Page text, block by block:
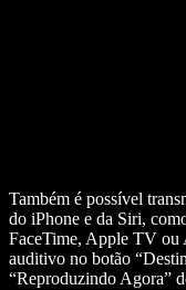
Também é possível
do iPhone e da Siri,
FaceTime, Apple TV ou
auditivo no botão
“Reproduzindo Agora”